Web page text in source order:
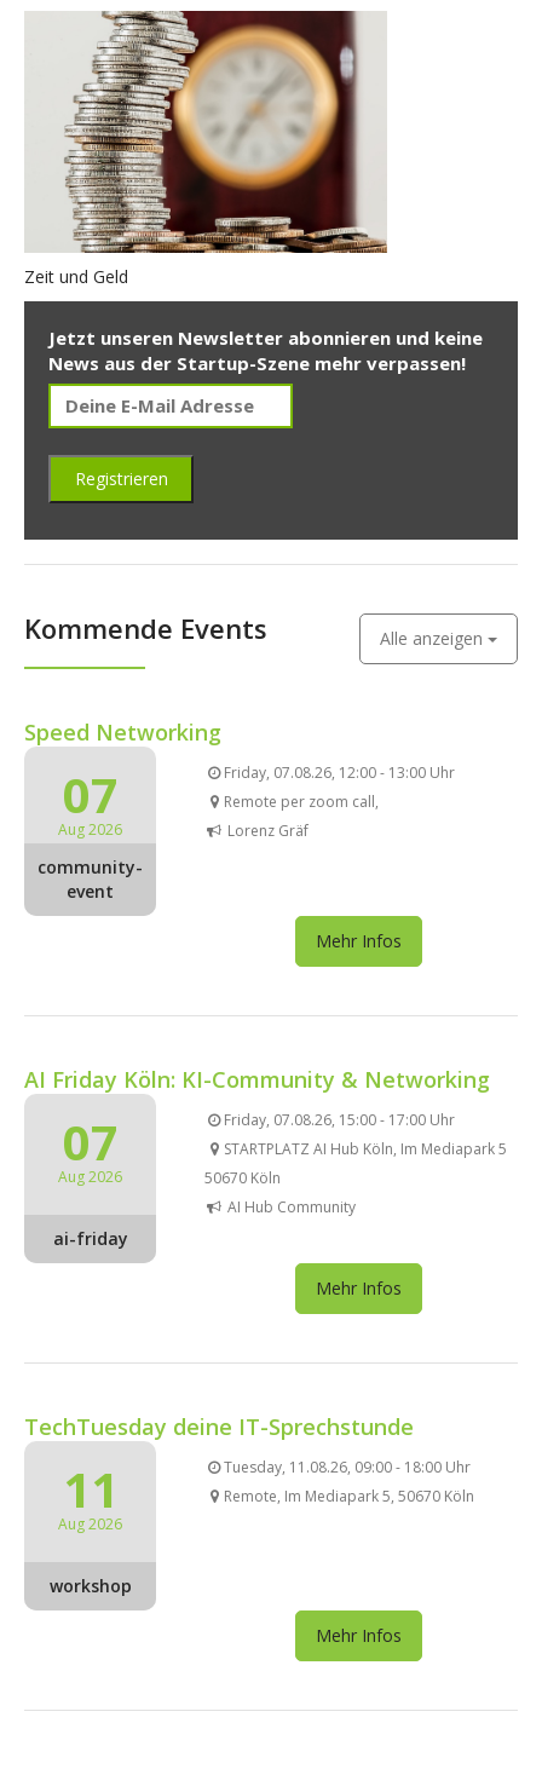
Zeit und Geld
Jetzt unseren Newsletter abonnieren und keine
News aus der Startup-Szene mehr verpassen!
Kommende Events Alle anzeigen
Speed Networking
07
Aug 2026
community-
event
Friday, 07.08.26, 12:00 - 13:00 Uhr
Remote per zoom call,
Lorenz Gräf
Mehr Infos
AI Friday Köln: KI-Community & Networking
07
Aug 2026
ai-friday
Friday, 07.08.26, 15:00 - 17:00 Uhr
STARTPLATZ AI Hub Köln, Im Mediapark 5
50670 Köln
AI Hub Community
Mehr Infos
TechTuesday deine IT-Sprechstunde
11
Aug 2026
workshop
Tuesday, 11.08.26, 09:00 - 18:00 Uhr
Remote, Im Mediapark 5, 50670 Köln
Mehr Infos